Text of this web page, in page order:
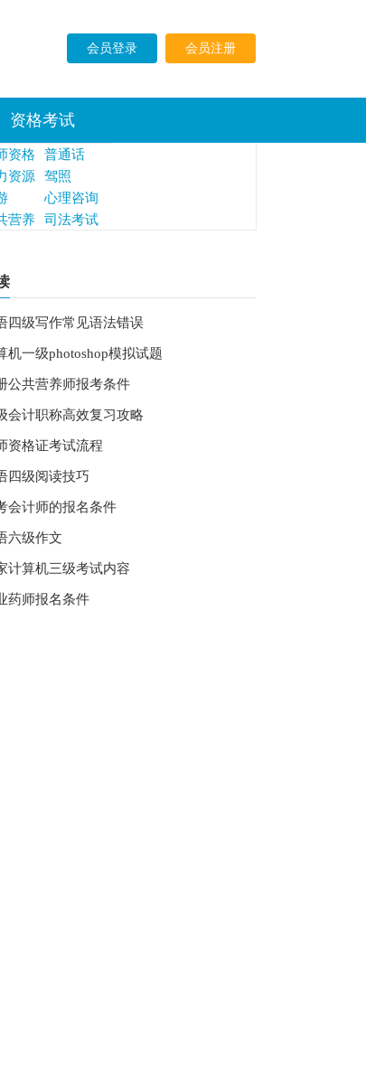
会员登录 会员注册
资格考试
资格
普通话
资源
驾照
心理咨询
师
营养
司法考试
四级写作常见语法错误
机一级photoshop模拟试题
公共营养师报考条件
会计职称高效复习攻略
资格证考试流程
四级阅读技巧
会计师的报名条件
六级作文
计算机三级考试内容
药师报名条件